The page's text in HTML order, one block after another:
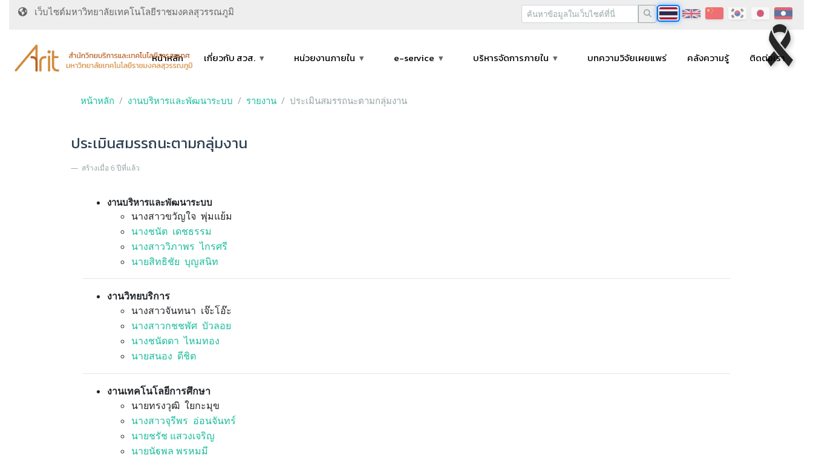
เว็บไซต์มหาวิทยาลัยเทคโนโลยีราชมงคลสุวรรณภูมิ
หน้าหลัก เกี่ยวกับ สวส. หน่วยงานภายใน e-service บริหารจัดการภายใน บทความวิจัยเผยแพร่ คลังความรู้ ติดต่อเรา
หน้าหลัก งานบริหารและพัฒนาระบบ รายงาน ประเมินสมรรถนะตามกลุ่มงาน
ประเมินสมรรถนะตามกลุ่มงาน
สร้างเมื่อ 6 ปีที่แล้ว
งานบริหารและพัฒนาระบบ
นางสาวขวัญใจ พุ่มแย้ม
นางชนัต เดชธรรม
นางสาววิภาพร ไกรศรี
นายสิทธิชัย บุญสนิท
งานวิทยบริการ
นางสาวจันทนา เจ๊ะโอ๊ะ
นางสาวกชชพัศ บัวลอย
นางชนัดดา ไหมทอง
นายสนอง ดีชิต
งานเทคโนโลยีการศึกษา
นายทรงวุฒิ ใยกะมุข
นางสาวจุรีพร อ่อนจันทร์
นายชรัช แสวงเจริญ
นายนัฐพล พรหมมี